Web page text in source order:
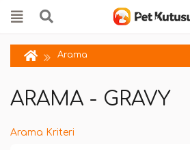
Arama
ARAMA - GRAVY
Arama Kriteri